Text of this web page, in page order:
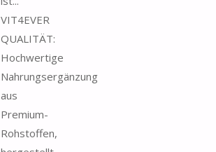
VIT4EVER
QUALITÄT:
Hochwertige
Nahrungsergänzung
aus
Premium-
Rohstoffen,